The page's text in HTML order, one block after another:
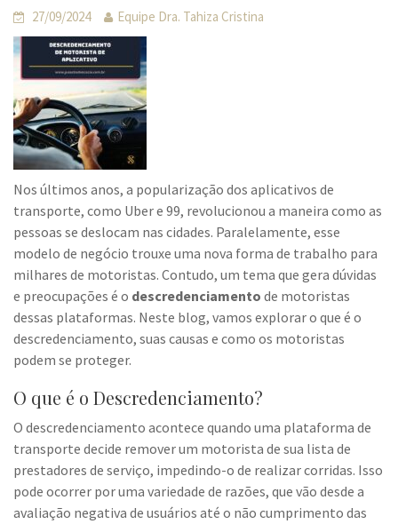
27/09/2024 Equipe Dra. Tahiza Cristina
Nos últimos anos, a popularização dos aplicativos de
transporte, como Uber e 99, revolucionou a maneira como as
pessoas se deslocam nas cidades. Paralelamente, esse
modelo de negócio trouxe uma nova forma de trabalho para
milhares de motoristas. Contudo, um tema que gera dúvidas
e preocupações é o descredenciamento de motoristas
dessas plataformas. Neste blog, vamos explorar o que é o
descredenciamento, suas causas e como os motoristas
podem se proteger.
O que é o Descredenciamento?
O descredenciamento acontece quando uma plataforma de
transporte decide remover um motorista de sua lista de
prestadores de serviço, impedindo-o de realizar corridas. Isso
pode ocorrer por uma variedade de razões, que vão desde a
avaliação negativa de usuários até o não cumprimento das